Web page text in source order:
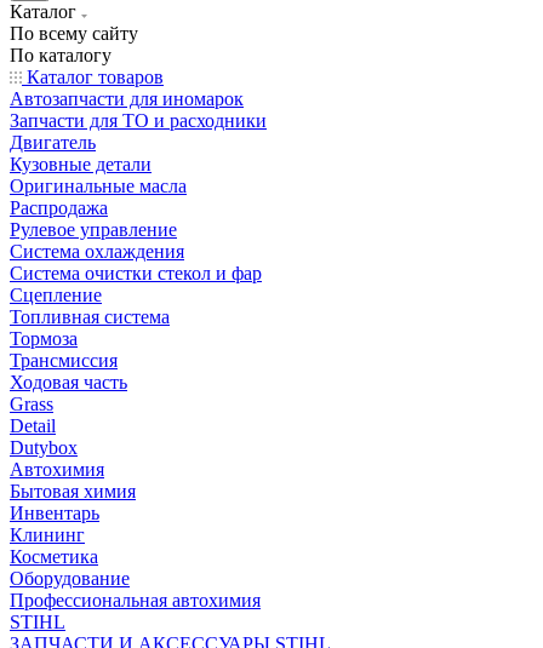
Каталог
По всему сайту
По каталогу
Каталог товаров
Автозапчасти для иномарок
Запчасти для ТО и расходники
Двигатель
Кузовные детали
Оригинальные масла
Распродажа
Рулевое управление
Система охлаждения
Система очистки стекол и фар
Сцепление
Топливная система
Тормоза
Трансмиссия
Ходовая часть
Grass
Detail
Dutybox
Автохимия
Бытовая химия
Инвентарь
Клининг
Косметика
Оборудование
Профессиональная автохимия
STIHL
ЗАПЧАСТИ И АКСЕССУАРЫ STIHL